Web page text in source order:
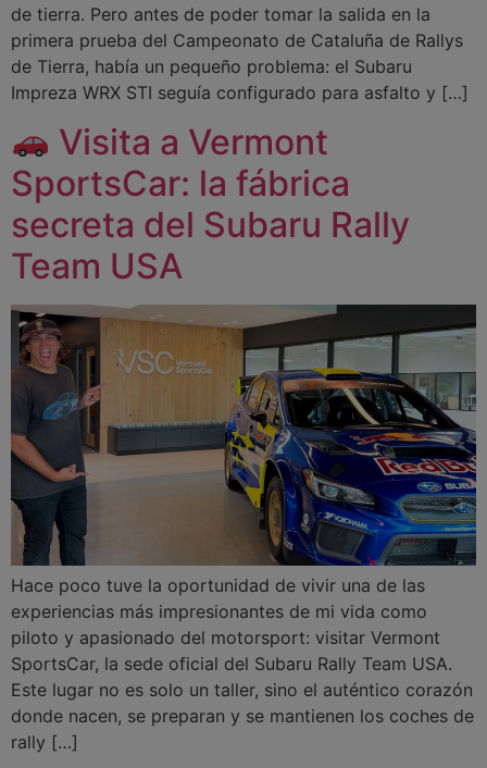
de tierra. Pero antes de poder tomar la salida en la
primera prueba del Campeonato de Cataluña de Rallys
de Tierra, había un pequeño problema: el Subaru
Impreza WRX STI seguía configurado para asfalto y […]
Visita a Vermont
SportsCar: la fábrica
secreta del Subaru Rally
Team USA
Hace poco tuve la oportunidad de vivir una de las
experiencias más impresionantes de mi vida como
piloto y apasionado del motorsport: visitar Vermont
SportsCar, la sede oficial del Subaru Rally Team USA.
Este lugar no es solo un taller, sino el auténtico corazón
donde nacen, se preparan y se mantienen los coches de
rally […]